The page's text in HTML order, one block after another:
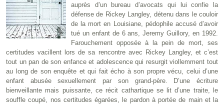
auprès d’un bureau d’avocats qui lui confie la
défense de Rickey Langley, détenu dans le couloir
de la mort en Louisiane, pédophile accusé d’avoir
tué un enfant de 6 ans, Jeremy Guillory, en 1992.
Farouchement opposée à la pein de mort, ses
certitudes vacillent lors de sa rencontre avec Rickey Langley, et c’est
tout un pan de son enfance et adolescence qui resurgit viollemment tout
au long de son enquête et qui fait écho à son propre vécu, celui d’une
enfant abusée sexuellement par son grand-père. D’une écriture
bienveillante mais puissante, ce récit cathartique se lit d’une traite, le
souffle coupé, nos certitudes égarées, le pardon à portée de main et la